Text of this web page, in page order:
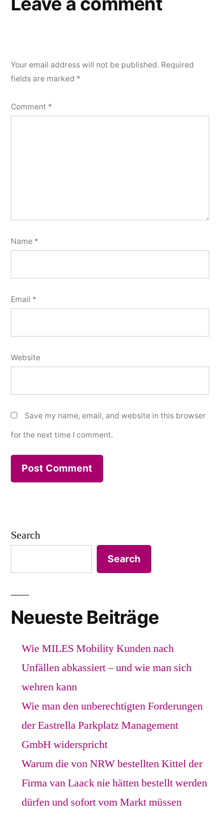
Your email address will not be published. Required
fields are marked *
Comment *
Name *
Email *
Website
Save my name, email, and website in this browser
for the next time I comment.
Search
Search
Neueste Beiträge
Wie MILES Mobility Kunden nach
Unfällen abkassiert – und wie man sich
wehren kann
Wie man den unberechtigten Forderungen
der Eastrella Parkplatz Management
GmbH widerspricht
Warum die von NRW bestellten Kittel der
Firma van Laack nie hätten bestellt werden
dürfen und sofort vom Markt müssen